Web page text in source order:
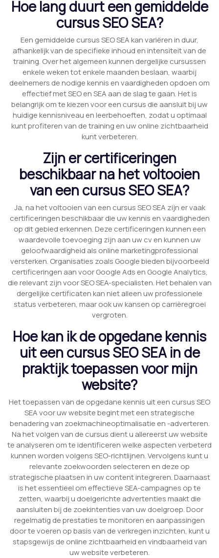
Hoe lang duurt een gemiddelde
cursus SEO SEA?
Een gemiddelde cursus SEO SEA kan variëren in duur,
afhankelijk van de specifieke inhoud en intensiteit van de
training. Over het algemeen kunnen dergelijke cursussen
enkele weken tot enkele maanden beslaan, waarbij
deelnemers de nodige kennis en vaardigheden opdoen om
effectief met SEO en SEA aan de slag te gaan. Het is
belangrijk om te kiezen voor een cursus die aansluit bij uw
huidige kennisniveau en leerbehoeften, zodat u optimaal
kunt profiteren van de training en uw online zichtbaarheid
kunt verbeteren.
Zijn er certificeringen
beschikbaar na het voltooien
van een cursus SEO SEA?
Ja, na het voltooien van een cursus SEO SEA zijn er vaak
certificeringen beschikbaar die uw kennis en vaardigheden
op dit gebied erkennen. Deze certificeringen kunnen een
waardevolle toevoeging zijn aan uw cv en kunnen uw
geloofwaardigheid als online marketingprofessional
versterken. Organisaties zoals Google bieden bijvoorbeeld
certificeringen aan voor Google Ads en Google Analytics,
die relevant zijn voor SEO SEA-specialisten. Het behalen van
dergelijke certificaten kan niet alleen uw professionele
status verbeteren, maar ook uw kansen op carrièregroei
vergroten.
Hoe kan ik de opgedane kennis
uit een cursus SEO SEA in de
praktijk toepassen voor mijn
website?
Het toepassen van de opgedane kennis uit een cursus SEO
SEA voor uw website begint met een strategische
benadering van zoekmachineoptimalisatie en -adverteren.
Na het volgen van de cursus dient u allereerst uw website
te analyseren om te identificeren welke aspecten verbeterd
kunnen worden volgens SEO-richtlijnen. Vervolgens kunt u
relevante zoekwoorden selecteren en deze op
strategische plaatsen in uw content integreren. Daarnaast
is het essentieel om effectieve SEA-campagnes op te
zetten, waarbij u doelgerichte advertenties maakt die
aansluiten bij de zoekintenties van uw doelgroep. Door
regelmatig de prestaties te monitoren en aanpassingen
door te voeren op basis van de verkregen inzichten, kunt u
stapsgewijs de online zichtbaarheid en vindbaarheid van
uw website verbeteren.